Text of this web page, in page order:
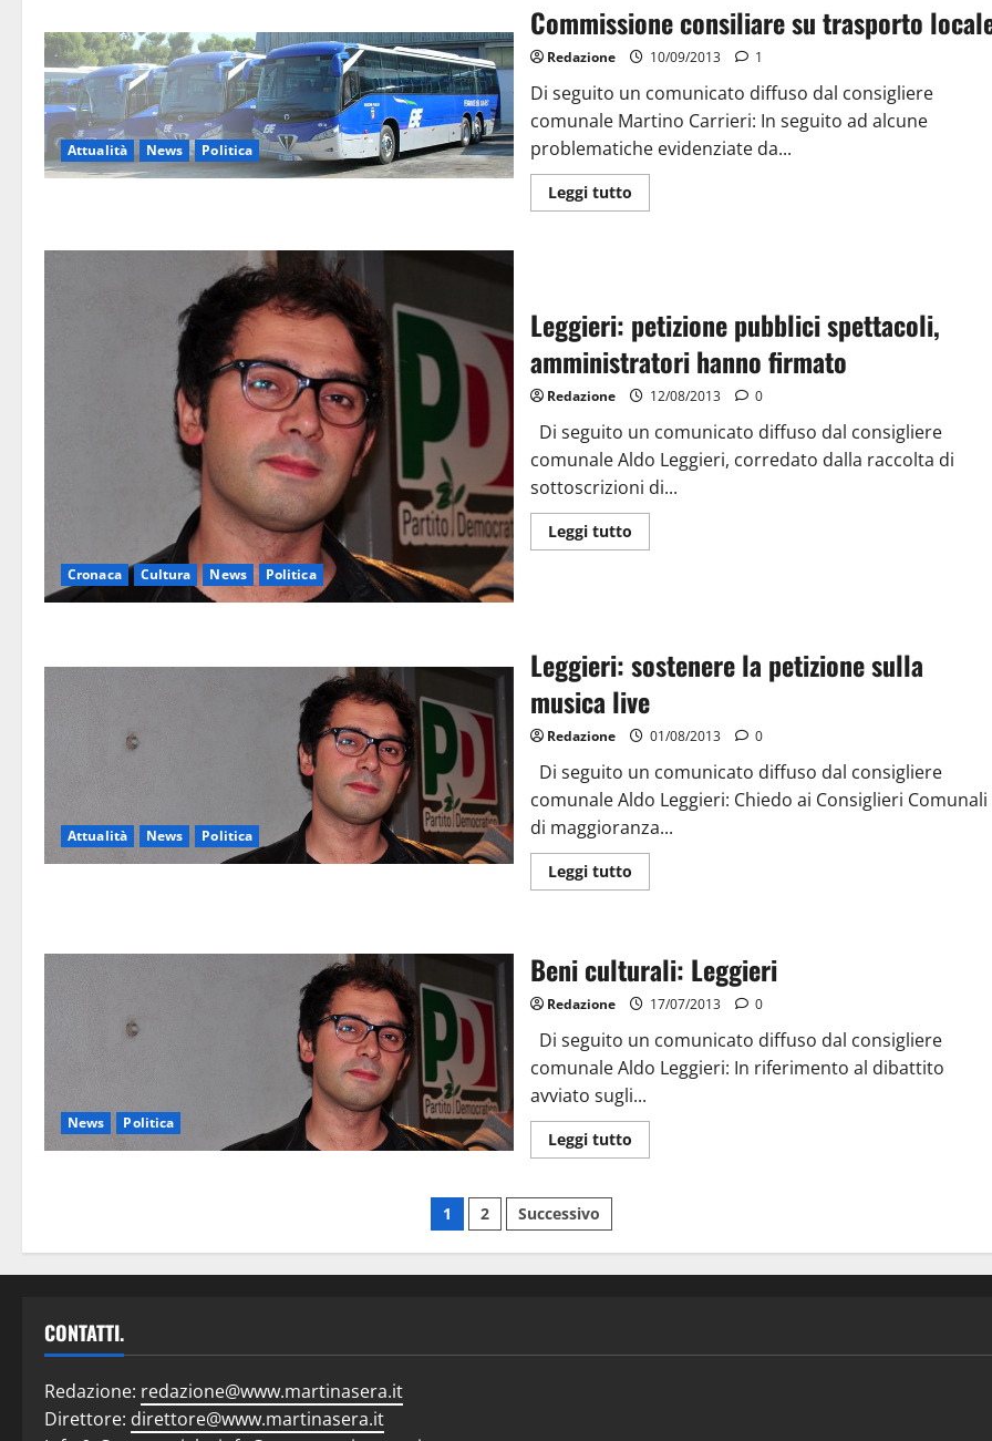
Attualità News Politica
Commissione consiliare su trasporto
Redazione 10/09/2013 1
Di seguito un comunicato diffuso dal consigliere
comunale Martino Carrieri: In seguito ad alcune
problematiche evidenziate da...
Leggi tutto
Cronaca Cultura News Politica
Leggieri: petizione pubblici spettacoli,
amministratori hanno firmato
Redazione 12/08/2013 0
Di seguito un comunicato diffuso dal consigliere
comunale Aldo Leggieri, corredato dalla raccolta di
sottoscrizioni di...
Leggi tutto
Attualità News Politica
Leggieri: sostenere la petizione sulla
musica live
Redazione 01/08/2013 0
Di seguito un comunicato diffuso dal consigliere
comunale Aldo Leggieri: Chiedo ai Consiglieri Comunali
di maggioranza...
Leggi tutto
News Politica
Beni culturali: Leggieri
Redazione 17/07/2013 0
Di seguito un comunicato diffuso dal consigliere
comunale Aldo Leggieri: In riferimento al dibattito
avviato sugli...
Leggi tutto
1 2 Successivo
CONTATTI.
Redazione: redazione@www.martinasera.it
Direttore: direttore@www.martinasera.it